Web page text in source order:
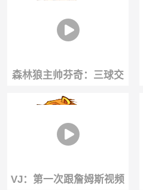
他始终表里如一
森林狼主帅芬奇：三球交
易实现一举多得！华子戈
贝尔都会被激活
VJ：第一次跟詹姆斯视频